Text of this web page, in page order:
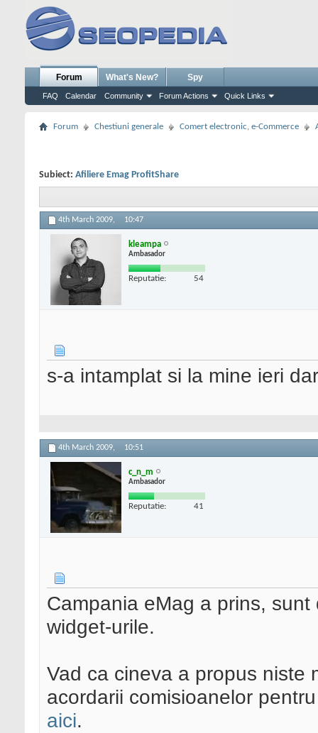
Forum
FAQ Calendar Community Forum Actions Quick Links
What's New? Spy
Forum Chestiuni generale Comert electronic, e-Commerce
Subiect: Afiliere Emag ProfitShare
4th March 2009, 10:47
kleampa
Ambasador
Reputatie: 54
s-a intamplat si la mine ieri
4th March 2009, 10:51
c_n_m
Ambasador
Reputatie: 41
Campania eMag a prins,
widget-urile.
Vad ca cineva a propus niste
acordarii comisioanelor
aici.